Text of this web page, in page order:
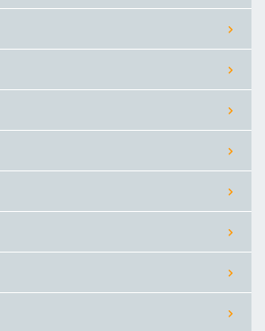
아사토
시립병원앞
아사토
시립병원앞